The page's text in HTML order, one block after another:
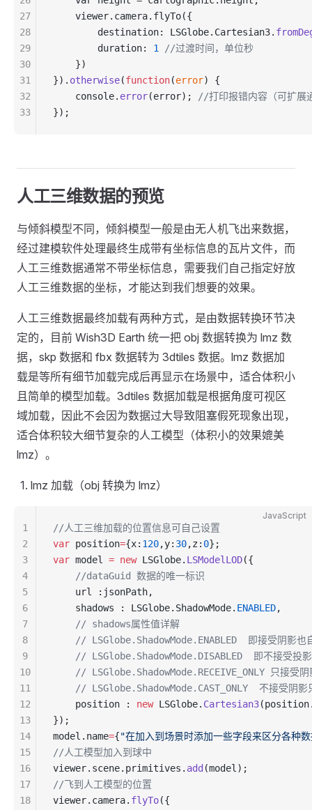
    viewer.camera.flyTo({
        destination: LSGlobe.Cartesian3.
        duration:
1
//过渡时间，单位秒
    })
}). otherwise(function(error) {
    console.
error(error);
//打印报错内容（可扩展
});
27
28
29
30
31
32
33
人工三维数据的预览
与倾斜模型不同，倾斜模型一般是由无人机飞出来数据，
经过建模软件处理最终生成带有坐标信息的瓦片文件，而
人工三维数据通常不带坐标信息，需要我们自己指定好放
人工三维数据的坐标，才能达到我们想要的效果。
人工三维数据最终加载有两种方式，是由数据转换环节决
定的，目前 Wish3D Earth 统一把 obj 数据转换为 lmz 数
据，skp 数据和 fbx 数据转为 3dtiles 数据。lmz 数据加
载是等所有细节加载完成后再显示在场景中，适合体积小
且简单的模型加载。3dtiles 数据加载是根据角度可视区
域加载，因此不会因为数据过大导致阻塞假死现象出现，
适合体积较大细节复杂的人工模型（体积小的效果媲美
lmz）。
lmz 加载（obj 转换为 lmz）
JavaScript
//人工三维加载的位置信息可自己设置
var position={x: 120,y: 30,z: 0};
var model = new LSGlobe. LSModelLOD({
    //dataGuid 数据的唯一标识
    url :jsonPath,
    shadows : LSGlobe.ShadowMode.
ENABLED,
    // shadows属性值详解
// LSGlobe.ShadowMode.ENABLED  即接受阴影也
// LSGlobe.ShadowMode.DISABLED  即不接受投影
// LSGlobe.ShadowMode.RECEIVE_ONLY 只接受阴
// LSGlobe.ShadowMode.CAST_ONLY  不接受阴影
    position :
new LSGlobe. Cartesian3
});
model.name={"在加入到场景时添加一些字段来区分各种
//人工模型加入到球中
viewer.scene.primitives. add (model);
//飞到人工模型的位置
viewer.camera. flyTo({
1
2
3
4
5
6
7
8
9
10
11
12
13
14
15
16
17
18